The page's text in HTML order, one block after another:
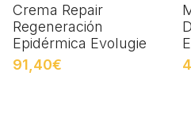
Crema Repair
Regeneración
Epidérmica Evolugie
91,40€